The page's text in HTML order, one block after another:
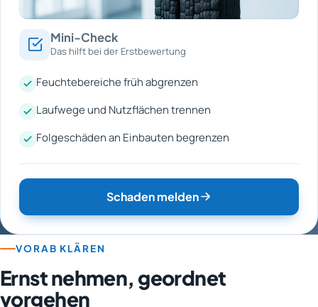
Mini-Check
Das hilft bei der Erstbewertung
Feuchtebereiche früh abgrenzen
Laufwege und Nutzflächen trennen
Folgeschäden an Einbauten begrenzen
Schaden melden
VORAB KLÄREN
Ernst nehmen, geordnet
vorgehen